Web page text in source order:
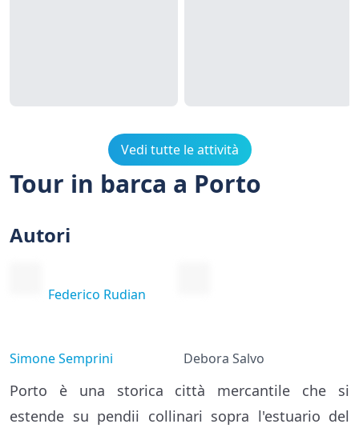
Vedi tutte le attività
Tour in barca a Porto
Autori
Federico Rudian
Simone Semprini Debora Salvo
Porto è una storica città mercantile che si
estende su pendii collinari sopra l'estuario del